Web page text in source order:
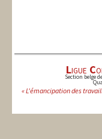
Ligue C
Section belge
« L'émancipation des